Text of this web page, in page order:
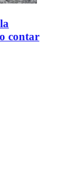
contar